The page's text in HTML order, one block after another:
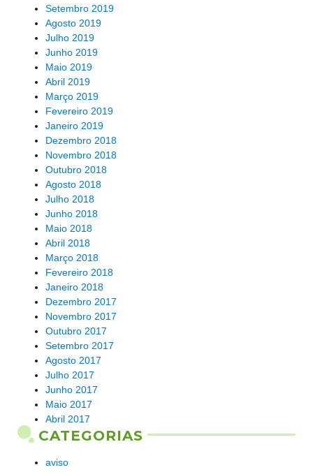
Setembro 2019
Agosto 2019
Julho 2019
Junho 2019
Maio 2019
Abril 2019
Março 2019
Fevereiro 2019
Janeiro 2019
Dezembro 2018
Novembro 2018
Outubro 2018
Agosto 2018
Julho 2018
Junho 2018
Maio 2018
Abril 2018
Março 2018
Fevereiro 2018
Janeiro 2018
Dezembro 2017
Novembro 2017
Outubro 2017
Setembro 2017
Agosto 2017
Julho 2017
Junho 2017
Maio 2017
Abril 2017
CATEGORIAS
aviso